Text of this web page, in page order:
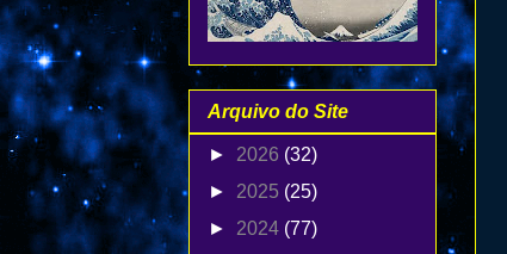
Arquivo do Site
► 2026 (32)
► 2025 (25)
► 2024 (77)